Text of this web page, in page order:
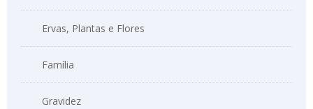
Ervas, Plantas e Flores
Família
Gravidez